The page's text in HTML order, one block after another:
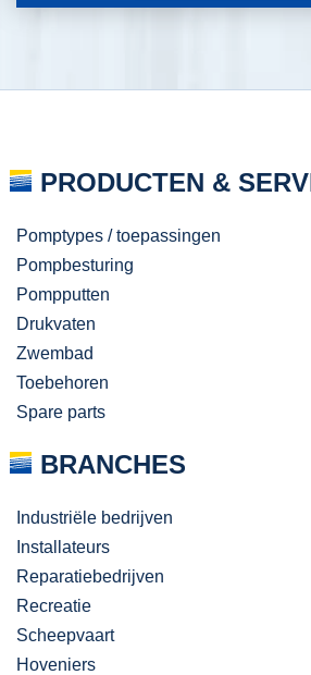
PRODUCTEN &
Pomptypes / toepassingen
Pompbesturing
Pompputten
Drukvaten
Zwembad
Toebehoren
Spare parts
BRANCHES
Industriële bedrijven
Installateurs
Reparatiebedrijven
Recreatie
Scheepvaart
Hoveniers